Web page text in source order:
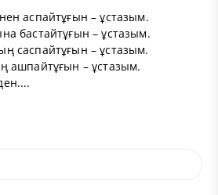
аспайтұғын – ұстазым.
бастайтұғын – ұстазым.
саспайтұғын – ұстазым.
ашпайтұғын – ұстазым.